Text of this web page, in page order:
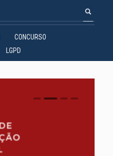
CONCURSO
LGPD
0 1 2